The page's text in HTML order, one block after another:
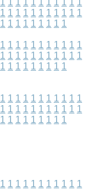
1 1 1 1 1 1 1 1 1 1 1
1 1 1 1 1 1 1 1 1
1 1 1 1 1 1 1 1 1 1 1
1 1 1 1 1 1 1 1 1 1 1
1 1 1 1 1 1 1 1 1
1 1 1 1 1 1 1 1 1 1 1
1 1 1 1 1 1 1 1 1 1 1
1 1 1 1 1 1 1 1 1
1 1 1 1 1 1 1 1 1 1 1